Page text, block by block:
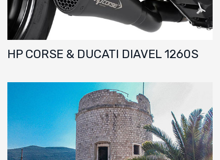
HP CORSE & DUCATI DIAVEL 1260S